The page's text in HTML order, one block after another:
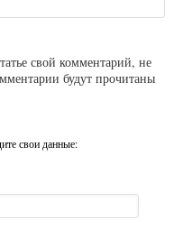
свой комментарий, не
будут прочитаны
свои данные: